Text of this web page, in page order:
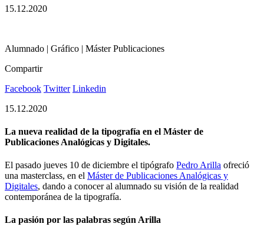
15.12.2020
Alumnado | Gráfico | Máster Publicaciones
Compartir
Facebook Twitter Linkedin
15.12.2020
La nueva realidad de la tipografía en el Máster de
Publicaciones Analógicas y Digitales.
El pasado jueves 10 de diciembre el tipógrafo Pedro Arilla ofreció
una masterclass, en el Máster de Publicaciones Analógicas y
Digitales, dando a conocer al alumnado su visión de la realidad
contemporánea de la tipografía.
La pasión por las palabras según Arilla